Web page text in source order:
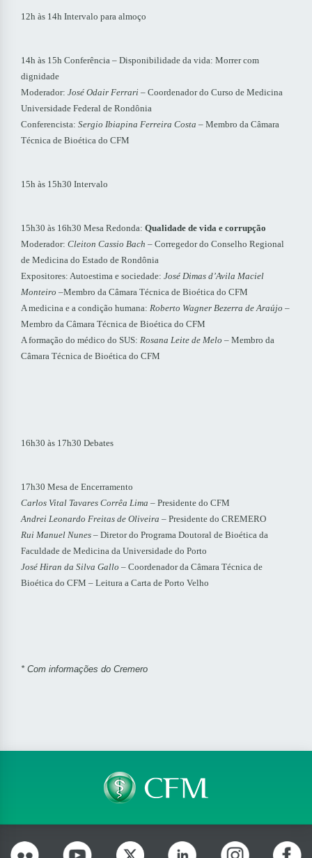
12h às 14h Intervalo para almoço
14h às 15h Conferência – Disponibilidade da vida: Morrer com
dignidade
Moderador: José Odair Ferrari – Coordenador do Curso de Medicina
Universidade Federal de Rondônia
Conferencista: Sergio Ibiapina Ferreira Costa – Membro da Câmara
Técnica de Bioética do CFM
15h às 15h30 Intervalo
15h30 às 16h30 Mesa Redonda: Qualidade de vida e corrupção
Moderador: Cleiton Cassio Bach – Corregedor do Conselho Regional
de Medicina do Estado de Rondônia
Expositores: Autoestima e sociedade: José Dimas d’Avila Maciel
Monteiro –Membro da Câmara Técnica de Bioética do CFM
A medicina e a condição humana: Roberto Wagner Bezerra de Araújo –
Membro da Câmara Técnica de Bioética do CFM
A formação do médico do SUS: Rosana Leite de Melo – Membro da
Câmara Técnica de Bioética do CFM
16h30 às 17h30 Debates
17h30 Mesa de Encerramento
Carlos Vital Tavares Corrêa Lima – Presidente do CFM
Andrei Leonardo Freitas de Oliveira – Presidente do CREMERO
Rui Manuel Nunes – Diretor do Programa Doutoral de Bioética da
Faculdade de Medicina da Universidade do Porto
José Hiran da Silva Gallo – Coordenador da Câmara Técnica de
Bioética do CFM – Leitura a Carta de Porto Velho
* Com informações do Cremero